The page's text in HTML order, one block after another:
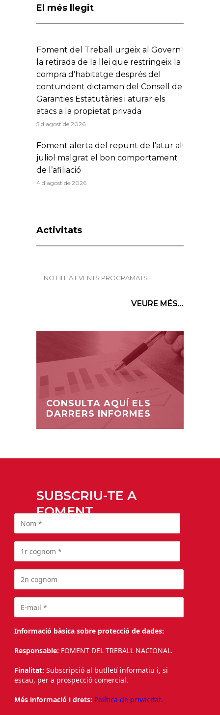
El més llegit
Foment del Treball urgeix al Govern
la retirada de la llei que restringeix la
compra d’habitatge després del
contundent dictamen del Consell de
Garanties Estatutàries i aturar els
atacs a la propietat privada
5 d'agost de 2026
Foment alerta del repunt de l’atur al
juliol malgrat el bon comportament
de l’afiliació
4 d'agost de 2026
Activitats
NO HI HA EVENTS PROGRAMATS
VEURE MÉS...
CONSULTA AQUÍ ELS
DARRERS INFORMES
SUBSCRIU-TE A
FOMENT
Informació bàsica sobre protecció de dades:
Responsable: FOMENT DEL TREBALL NACIONAL.
Finalitat: Subscripció al butlletí informatiu i, si
escau, per a prospecció comercial.
Més informació i drets: Política de privacitat.